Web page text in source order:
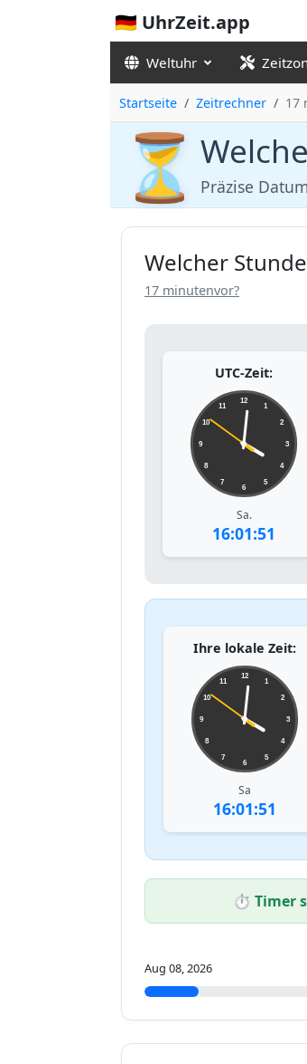
🇩🇪 UhrZeit.app
Weltuhr
Startseite Zeitrechner 17
⏳ Präzise
Welcher
17 minutenvor?
UTC-Zeit:
12
1
2
3
4
5
6
7
8
9
10
11
Sa.
16:01:51
Ihre lokale Zeit:
12
1
2
3
4
5
6
7
8
9
10
11
Sa
16:01:51
⏱️ Timer
Aug 08, 2026